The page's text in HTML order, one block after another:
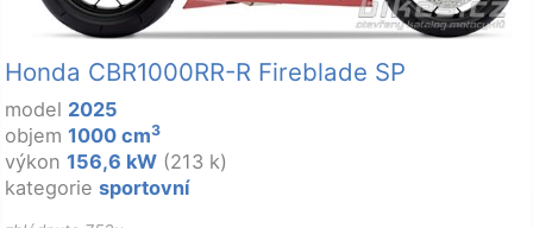
Honda CBR1000RR-R Fireblade SP
model 2025
objem 1000 cm3
výkon 156,6 kW (213 k)
kategorie sportovní